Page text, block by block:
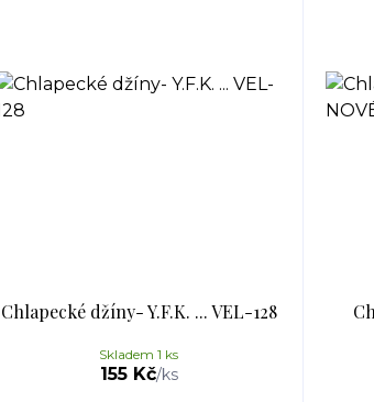
Chlapecké džíny- Y.F.K. ... VEL-128
155 Kč/ks
Skladem 1 ks